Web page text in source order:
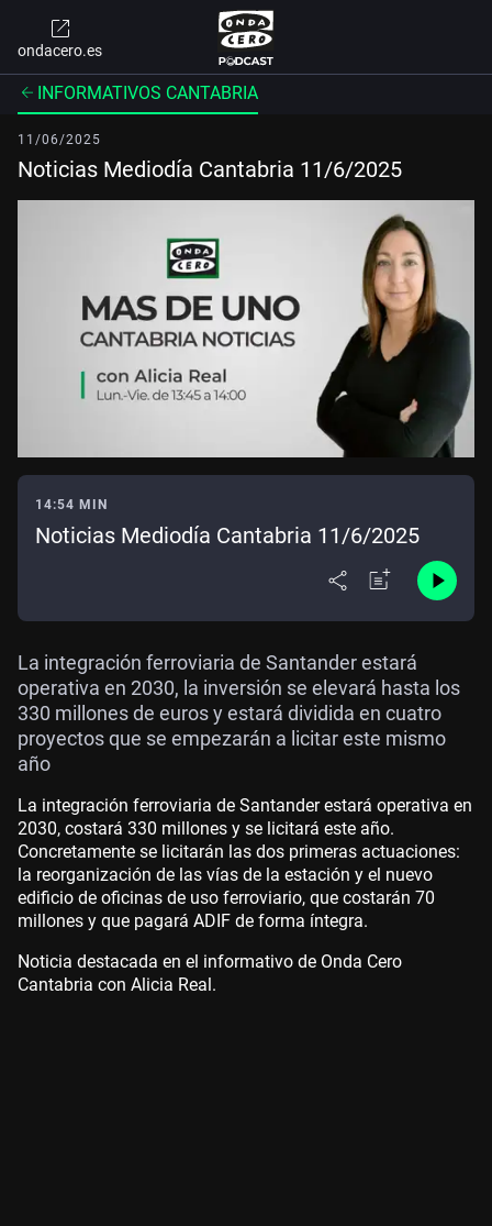
ondacero.es
INFORMATIVOS CANTABRIA
11/06/2025
Noticias Mediodía Cantabria 11/6/2025
14:54 MIN
Noticias Mediodía Cantabria 11/6/2025
La integración ferroviaria de Santander estará
operativa en 2030, la inversión se elevará hasta los
330 millones de euros y estará dividida en cuatro
proyectos que se empezarán a licitar este mismo
año
La integración ferroviaria de Santander estará operativa en
2030, costará 330 millones y se licitará este año.
Concretamente se licitarán las dos primeras actuaciones:
la reorganización de las vías de la estación y el nuevo
edificio de oficinas de uso ferroviario, que costarán 70
millones y que pagará ADIF de forma íntegra.
Noticia destacada en el informativo de Onda Cero
Cantabria con Alicia Real.